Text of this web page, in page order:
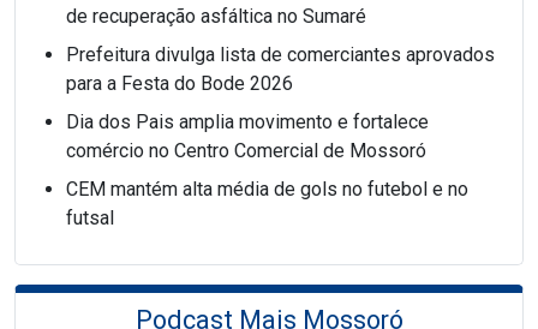
de recuperação asfáltica no Sumaré
Prefeitura divulga lista de comerciantes aprovados
para a Festa do Bode 2026
Dia dos Pais amplia movimento e fortalece
comércio no Centro Comercial de Mossoró
CEM mantém alta média de gols no futebol e no
futsal
Podcast Mais Mossoró